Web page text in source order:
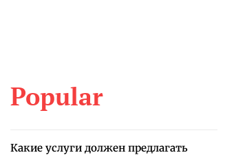
Popular
Какие услуги должен предлагать